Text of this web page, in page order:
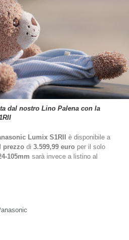
dal nostro Lino Palena con la
Lumix S1RII
è disponibile a
prezzo di 3.599,99 euro per il solo
105mm sarà invece a listino al